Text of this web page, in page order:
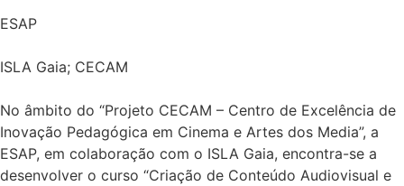
ESAP
ISLA Gaia; CECAM
No âmbito do “Projeto CECAM – Centro de Excelência de
Inovação Pedagógica em Cinema e Artes dos Media”, a
ESAP, em colaboração com o ISLA Gaia, encontra-se a
desenvolver o curso “Criação de Conteúdo Audiovisual e